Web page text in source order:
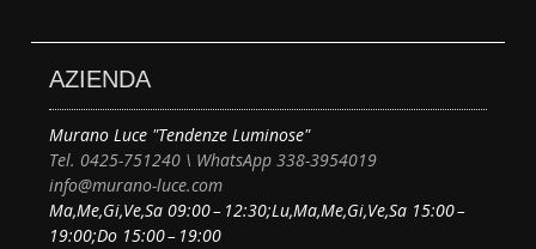
AZIENDA
Murano Luce "Tendenze Luminose"
Tel. 0425-751240 \ WhatsApp 338-3954019
info@murano-luce.com
Ma,Me,Gi,Ve,Sa 09:00 – 12:30;Lu,Ma,Me,Gi,Ve,Sa 15:00 –
19:00;Do 15:00 – 19:00